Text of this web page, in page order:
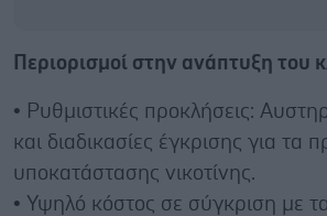
Περιορισμοί στην ανάπτυξη του
• Ρυθμιστικές προκλήσεις:
και διαδικασίες έγκρισης για τα
υποκατάστασης νικοτίνης.
• Υψηλό κόστος σε σύγκριση με